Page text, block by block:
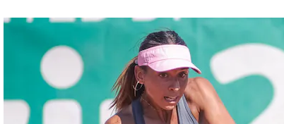
© Krone Multimedia GmbH & Co KG 2026
Muthgasse 2, 1190 Wien